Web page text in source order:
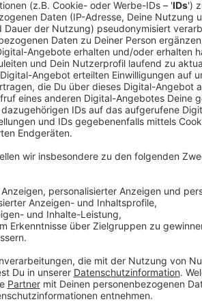
Anzeige
Weitere Infos und Links zum
Anzeige
Insgesamt ist das an fünf Sportanlagen
Waldstadion, im Arena Sportpark und
Hier können wir zu diesen Zeiten
Arena Sportpark:
Bezirkssportanlage Lierenfeld:dienstags
Sportpark Niederheid:montags und